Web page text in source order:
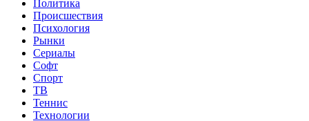
Политика
Происшествия
Психология
Рынки
Сериалы
Софт
Спорт
ТВ
Теннис
Технологии